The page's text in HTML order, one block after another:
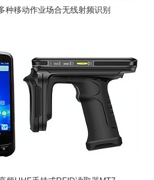
种移动作业场合无线射频识别